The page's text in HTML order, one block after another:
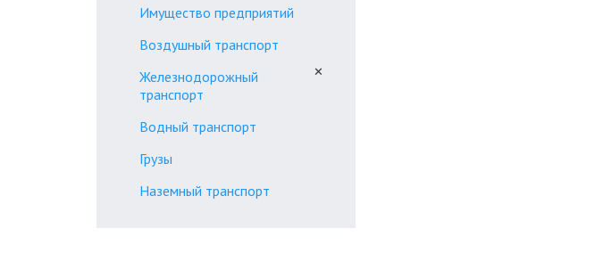
Имущество предприятий
Воздушный транспорт
Железнодорожный
транспорт
✕
Водный транспорт
Грузы
Наземный транспорт